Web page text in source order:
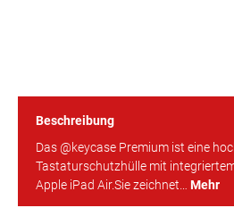
Beschreibung
Das @keycase Premium ist eine
Tastaturschutzhülle mit
Apple iPad Air.Sie zeichnet… Mehr